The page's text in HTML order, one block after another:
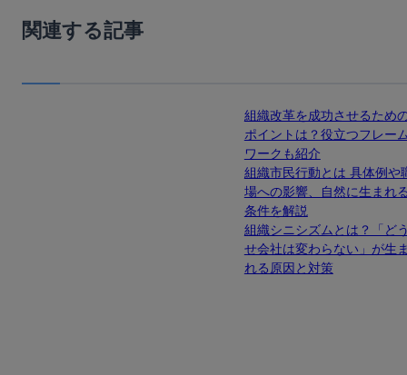
関連する記事
組織改革を成功させるため
ポイントは？役立つフレー
ワークも紹介
組織市民行動とは 具体例や
場への影響、自然に生まれ
条件を解説
組織シニシズムとは？「ど
せ会社は変わらない」が生
れる原因と対策